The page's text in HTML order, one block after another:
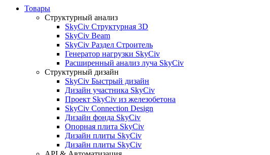
Товары
Структурный анализ
SkyCiv Структурная 3D
SkyCiv Beam
SkyCiv Раздел Строитель
Генератор нагрузки SkyCiv
Расширенный анализ луча SkyCiv
Структурный дизайн
SkyCiv Быстрый дизайн
Дизайн участника SkyCiv
Проект SkyCiv из железобетона
SkyCiv Connection Design
Дизайн фонда SkyCiv
Опорная плита SkyCiv
Дизайн плиты SkyCiv
Дизайн плиты SkyCiv